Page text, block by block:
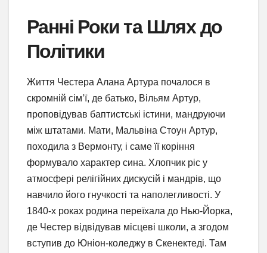
Ранні Роки та Шлях до
Політики
Життя Честера Алана Артура почалося в
скромній сім’ї, де батько, Вільям Артур,
проповідував баптистські істини, мандруючи
між штатами. Мати, Мальвіна Стоун Артур,
походила з Вермонту, і саме її коріння
формувало характер сина. Хлопчик ріс у
атмосфері релігійних дискусій і мандрів, що
навчило його гнучкості та наполегливості. У
1840-х роках родина переїхала до Нью-Йорка,
де Честер відвідував місцеві школи, а згодом
вступив до Юніон-коледжу в Скенектеді. Там